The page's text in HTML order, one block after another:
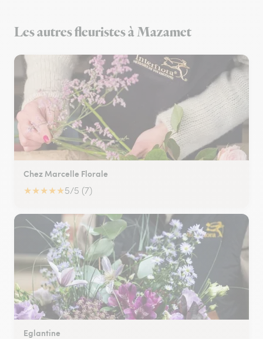
Les autres fleuristes à Mazamet
Chez Marcelle Florale
★★★★★5/5 (7)
Eglantine